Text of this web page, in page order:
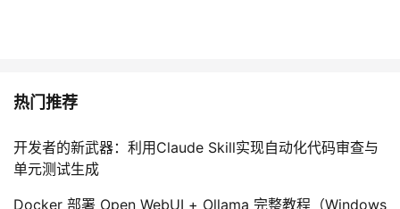
热门推荐
开发者的新武器：利用Claude Skill实现自动化代码审查与
单元测试生成
Docker 部署 Open WebUI + Ollama 完整教程（Windows